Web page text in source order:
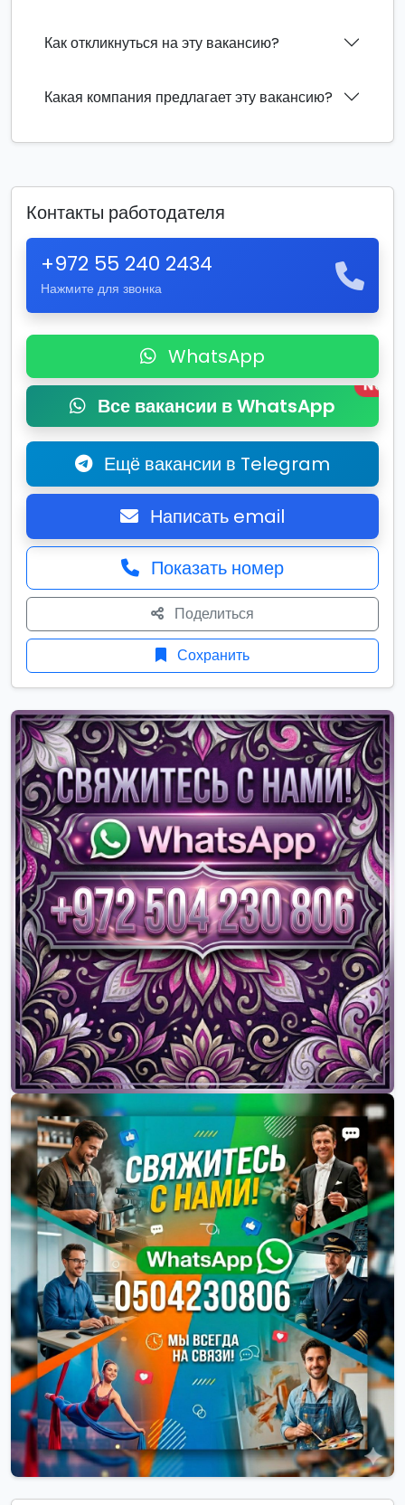
Как откликнуться на эту вакансию?
Какая компания предлагает эту вакансию?
Контакты работодателя
+972 55 240 2434
Нажмите для звонка
WhatsApp
Все вакансии в WhatsApp
New
Ещё вакансии в Telegram
Написать email
Показать номер
Поделиться
Сохранить